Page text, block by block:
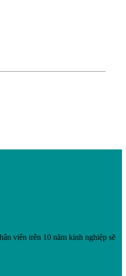
viên trên 10 năm kinh nghiệp sẽ